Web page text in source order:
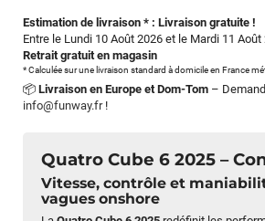
Quatro Cube 6 2025 –
Vitesse, contrôle et
vagues onshore
Estimation de livraison * : Livraison gratuite !
Entre le Lundi 10 Août 2026 et le Mardi 11 Août
Retrait gratuit en magasin
* Calculée sur une livraison standard à domicile en France
📦 Livraison en Europe et Dom-Tom –
info@funway.fr!